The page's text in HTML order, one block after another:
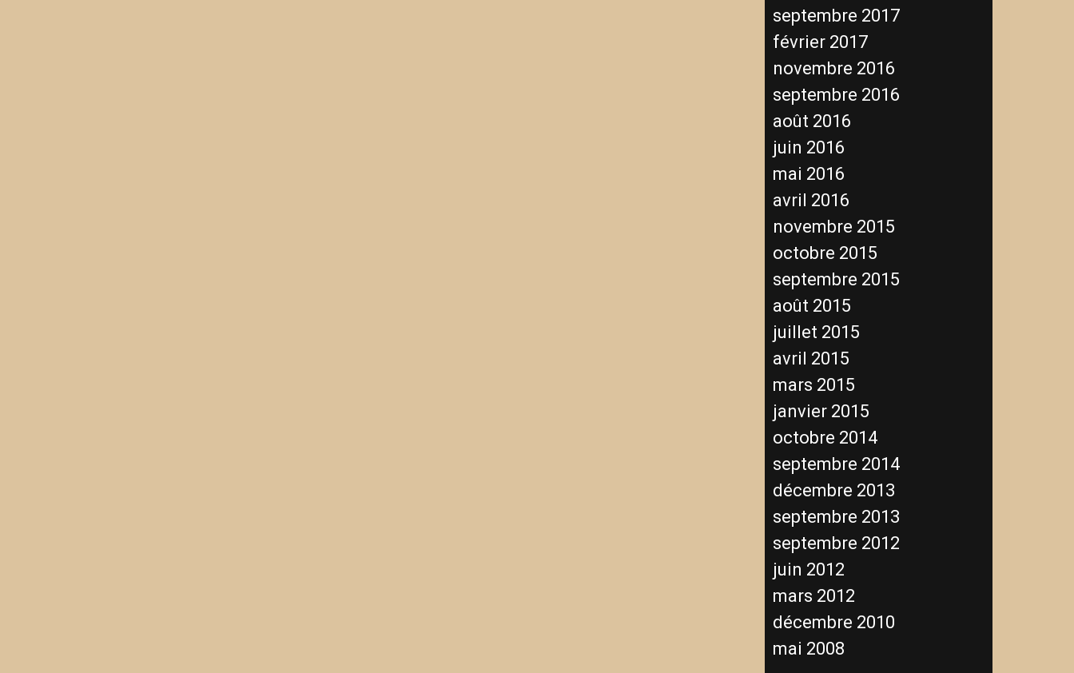
septembre 2017
février 2017
novembre 2016
septembre 2016
août 2016
juin 2016
mai 2016
avril 2016
novembre 2015
octobre 2015
septembre 2015
août 2015
juillet 2015
avril 2015
mars 2015
janvier 2015
octobre 2014
septembre 2014
décembre 2013
septembre 2013
septembre 2012
juin 2012
mars 2012
décembre 2010
mai 2008